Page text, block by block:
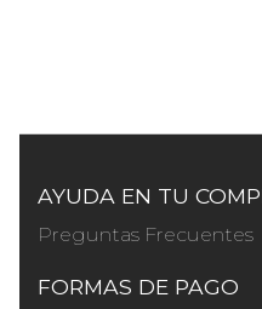
AYUDA EN TU
Preguntas Frecuentes
FORMAS DE PAGO